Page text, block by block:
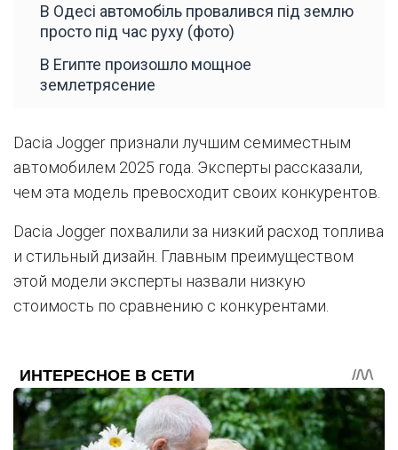
В Одесі автомобіль провалився під землю
просто під час руху (фото)
В Египте произошло мощное
землетрясение
Dacia Jogger признали лучшим семиместным
автомобилем 2025 года. Эксперты рассказали,
чем эта модель превосходит своих конкурентов.
Dacia Jogger похвалили за низкий расход топлива
и стильный дизайн. Главным преимуществом
этой модели эксперты назвали низкую
стоимость по сравнению с конкурентами.